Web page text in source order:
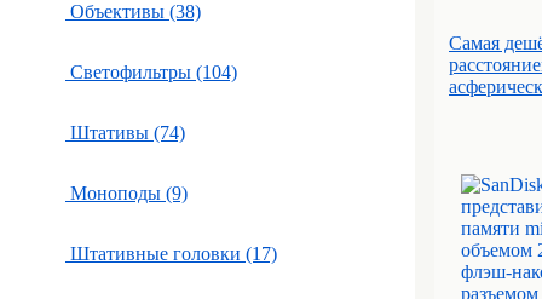
Объективы (38)
Светофильтры (104)
Штативы (74)
Моноподы (9)
Штативные головки (17)
Самая